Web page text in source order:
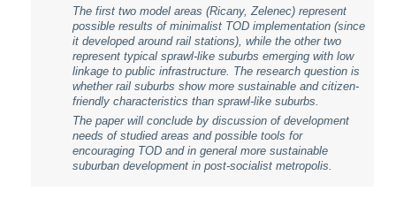
The first two model areas (Ricany, Zelenec) represent
possible results of minimalist TOD implementation (since
it developed around rail stations), while the other two
represent typical sprawl-like suburbs emerging with low
linkage to public infrastructure. The research question is
whether rail suburbs show more sustainable and citizen-
friendly characteristics than sprawl-like suburbs.
The paper will conclude by discussion of development
needs of studied areas and possible tools for
encouraging TOD and in general more sustainable
suburban development in post-socialist metropolis.